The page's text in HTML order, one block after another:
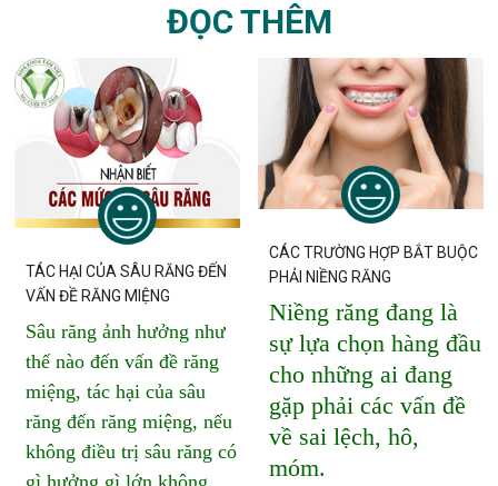
ĐỌC THÊM
TÁC HẠI CỦA SÂU RĂNG ĐẾN
VẤN ĐỀ RĂNG MIỆNG
Sâu răng ảnh hưởng như
thế nào đến vấn đề răng
miệng, tác hại của sâu
răng đến răng miệng, nếu
không điều trị sâu răng có
gì hưởng gì lớn không,
CÁC TRƯỜNG HỢP BẮT BUỘC
PHẢI NIỀNG RĂNG
Niềng răng đang là
sự lựa chọn hàng đầu
cho những ai đang
gặp phải các vấn đề
về sai lệch, hô,
móm.